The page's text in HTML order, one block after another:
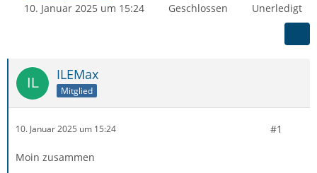
10. Januar 2025 um 15:24
Geschlossen Unerledigt
ILEMax
Mitglied
10. Januar 2025 um 15:24 #1
Moin zusammen